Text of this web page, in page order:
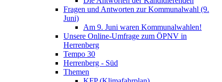
Fragen und Antworten zur Kommunalwahl (9.
Juni)
Am 9. Juni waren Kommunalwahlen!
Unsere Online-Umfrage zum ÖPNV in
Herrenberg
Tempo 30
Herrenberg - Süd
Themen